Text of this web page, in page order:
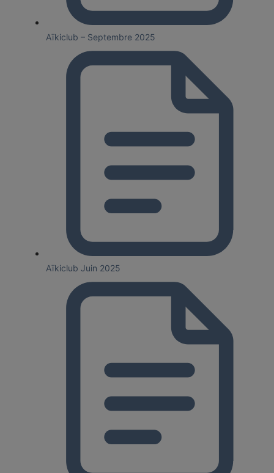
Aïkiclub – Septembre 2025
Aïkiclub Juin 2025